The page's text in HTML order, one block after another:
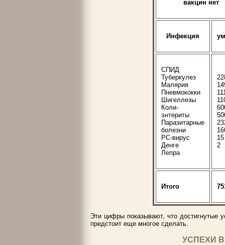
вакцин нет
Инфекция
СПИД
Туберкулез
Малярия
Пневмококки
Шигеллезы
Коли-
энтериты
Паразитарные
болезни
РС-вирус
Денге
Лепра
15
2
Итого
Эти цифры показывают, что достигнутые
предстоит еще многое сделать.
УСПЕХИ